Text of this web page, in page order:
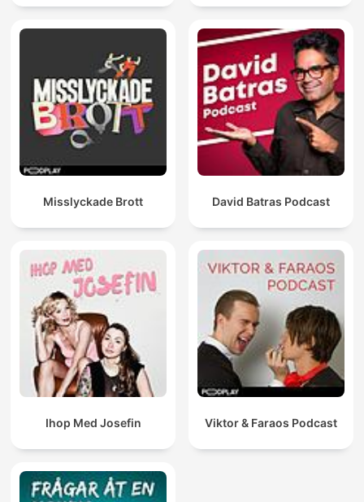
Misslyckade Brott David Batras Podcast
Ihop Med Josefin Viktor & Faraos Podcast